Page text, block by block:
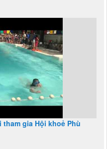
gia Hội khoẻ Phù